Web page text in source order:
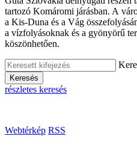
tartozó Komáromi járásban. A
a Kis-Duna és a Vág
a vízfolyásoknak és a gyönyörű
köszönhetően.
Keresés
részletes keresés
Webtérkép RSS